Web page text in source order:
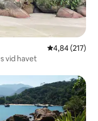
4,84 av 5 i
4,84 (217)
vid havet